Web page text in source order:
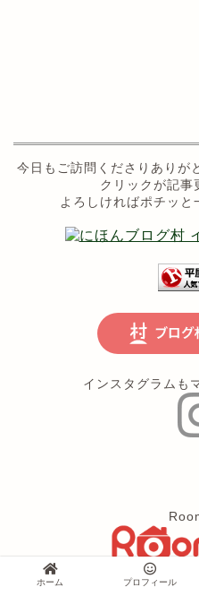
今日もご訪問くださりありが
クリックが記事
よろしければポチッと
インスタグラムも
ホーム プロフィール